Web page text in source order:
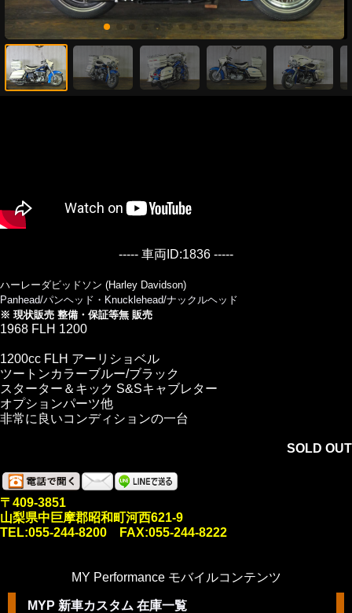
----- 車両ID:1836 -----
ハーレーダビッドソン (Harley Davidson)
Panhead/パンヘッド・Knucklehead/ナックルヘッド
※ 現状販売 整備・保証等無 販売
1968 FLH 1200
1200cc FLH アーリショベル
ツートンカラーブルー/ブラック
スターター＆キック S&Sキャブレター
オプションパーツ他
非常に良いコンディションの一台
SOLD OUT
〒409-3851
山梨県中巨摩郡昭和町河西621-9
TEL:055-244-8200 FAX:055-244-8222
MY Performance モバイルコンテンツ
MYP 新車カスタム 在庫一覧